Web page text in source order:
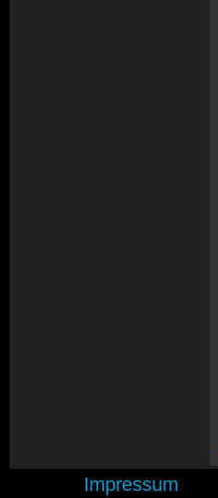
Impressum